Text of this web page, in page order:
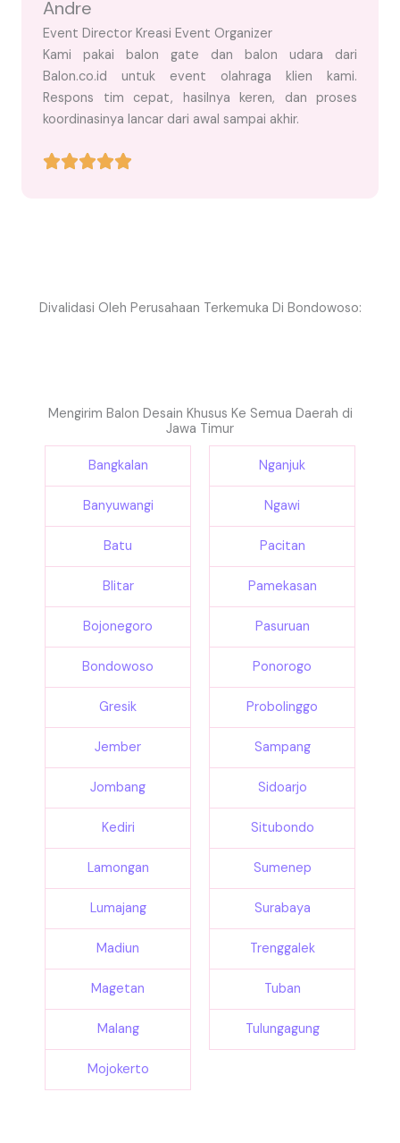
Andre
Event Director Kreasi Event Organizer
Kami pakai balon gate dan balon udara dari
Balon.co.id untuk event olahraga klien kami.
Respons tim cepat, hasilnya keren, dan proses
koordinasinya lancar dari awal sampai akhir.
Divalidasi Oleh Perusahaan Terkemuka Di Bondowoso:
Mengirim Balon Desain Khusus Ke Semua Daerah di
Jawa Timur
Bangkalan
Banyuwangi
Batu
Blitar
Bojonegoro
Bondowoso
Gresik
Jember
Jombang
Kediri
Lamongan
Lumajang
Madiun
Magetan
Malang
Mojokerto
Nganjuk
Ngawi
Pacitan
Pamekasan
Pasuruan
Ponorogo
Probolinggo
Sampang
Sidoarjo
Situbondo
Sumenep
Surabaya
Trenggalek
Tuban
Tulungagung